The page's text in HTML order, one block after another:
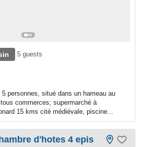
5 guests
personnes, situé dans un hameau au
commerces; supermarché à
15 kms cité médiévale, piscine...
d'hotes 4 epis